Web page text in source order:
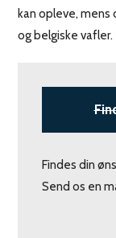
kan opleve, mens
og belgiske vafler.
Findes din
Send os en